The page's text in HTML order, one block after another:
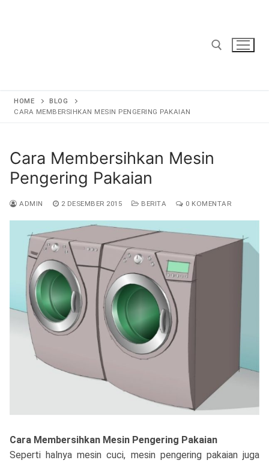
HOME
BLOG
CARA MEMBERSIHKAN MESIN PENGERING PAKAIAN
Cara Membersihkan Mesin
Pengering Pakaian
ADMIN 2 DESEMBER 2015 BERITA 0 KOMENTAR
Cara Membersihkan Mesin Pengering Pakaian
Seperti halnya mesin cuci, mesin pengering pakaian juga